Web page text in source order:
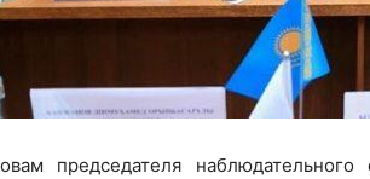
председателя